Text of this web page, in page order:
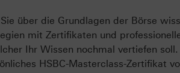
über die Grundlagen der Börse
mit Zertifikaten und
Ihr Wissen nochmal vertiefen
HSBC-Masterclass-Zertifikat